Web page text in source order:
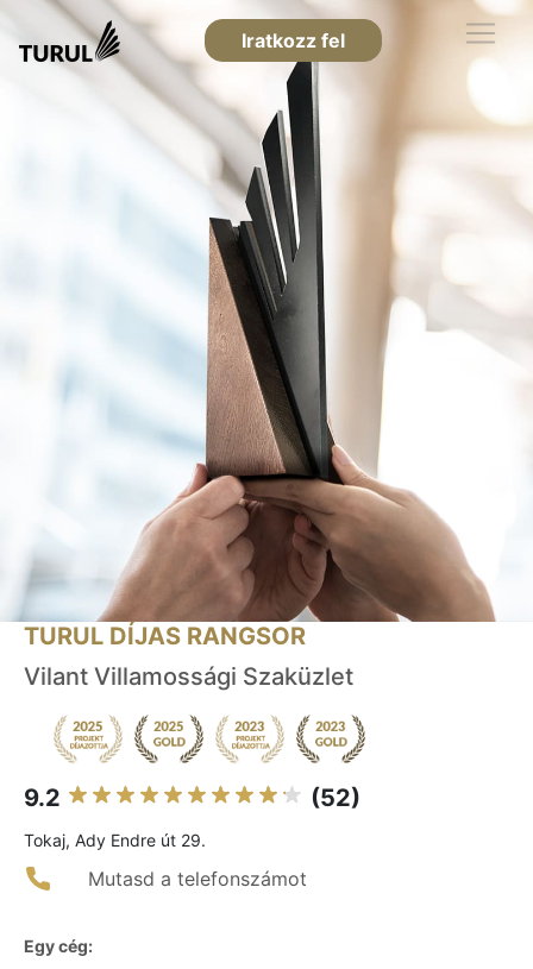
Iratkozz fel
TURUL DÍJAS RANGSOR
Vilant Villamossági Szaküzlet
9.2 (52)
Tokaj, Ady Endre út 29.
Mutasd a telefonszámot
Egy cég: